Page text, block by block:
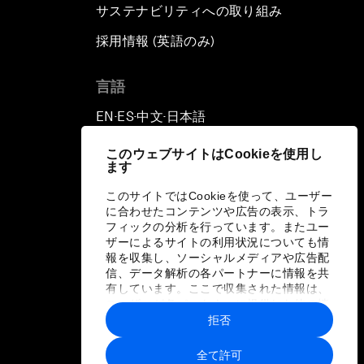
このウェブサイトはCookieを使用し
ます
このサイトではCookieを使って、ユーザー
に合わせたコンテンツや広告の表示、トラ
フィックの分析を行っています。またユー
ザーによるサイトの利用状況についても情
報を収集し、ソーシャルメディアや広告配
信、データ解析の各パートナーに情報を共
有しています。ここで収集された情報は、
ユーザーが各パートナーに提供した他の情
報や各パートナーのサービスを使用した際
に収集された情報と組み合わされ、各パー
トナーによって使用されることがありま
全て許可
拒否
サステナビリティへの取り組み
採用情報 (英語のみ)
言語
EN ▪ ES▪中文▪ 日本語